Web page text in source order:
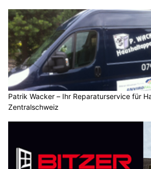
Patrik Wacker – Ihr Reparaturservice für
Zentralschweiz